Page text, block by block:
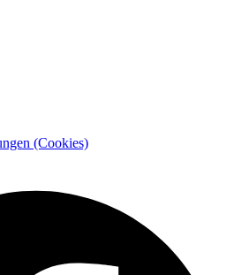
(Cookies)